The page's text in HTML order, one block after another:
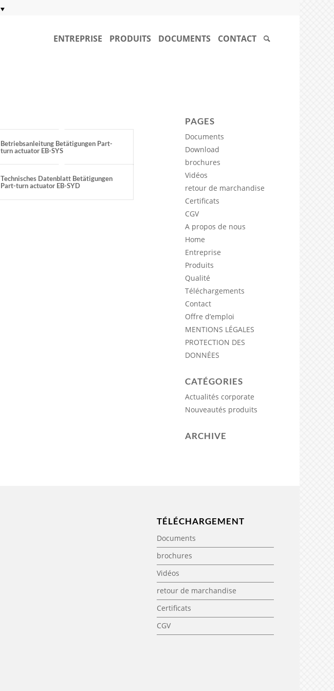
ENTREPRISE PRODUITS DOCUMENTS CONTACT
Betriebsanleitung Betätigungen Part-
turn actuator EB-SYS
Technisches Datenblatt Betätigungen
Part-turn actuator EB-SYD
PAGES
Documents
Download
brochures
Vidéos
retour de marchandise
Certificats
CGV
A propos de nous
Home
Entreprise
Produits
Qualité
Téléchargements
Contact
Offre d’emploi
MENTIONS LÉGALES
PROTECTION DES
DONNÉES
CATÉGORIES
Actualités corporate
Nouveautés produits
ARCHIVE
TÉLÉCHARGEMENT
Documents
brochures
Vidéos
retour de marchandise
Certificats
CGV